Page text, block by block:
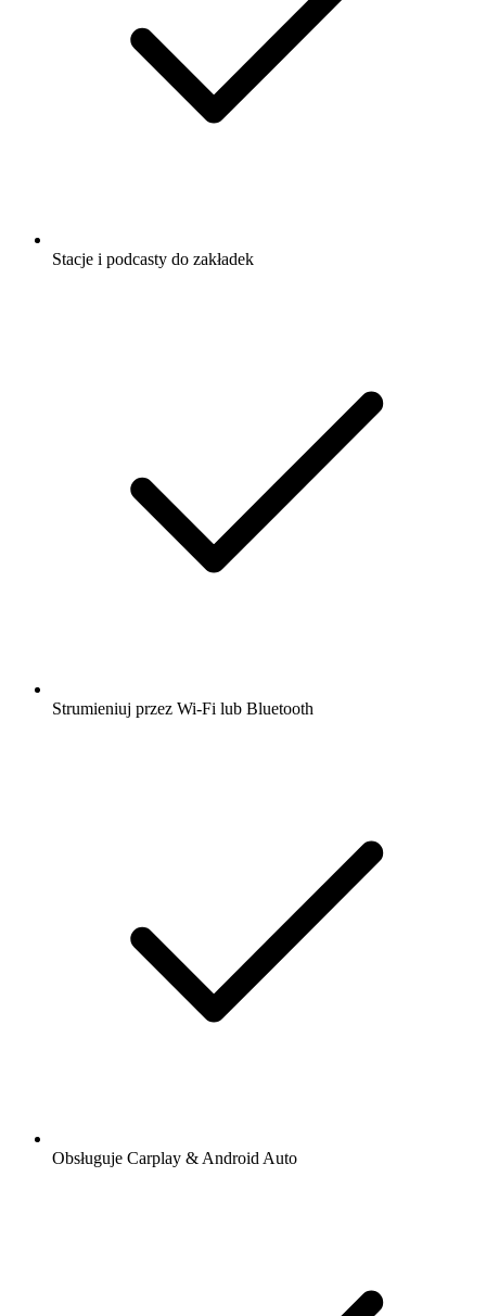
Stacje i podcasty do zakładek
Strumieniuj przez Wi-Fi lub Bluetooth
Obsługuje Carplay & Android Auto